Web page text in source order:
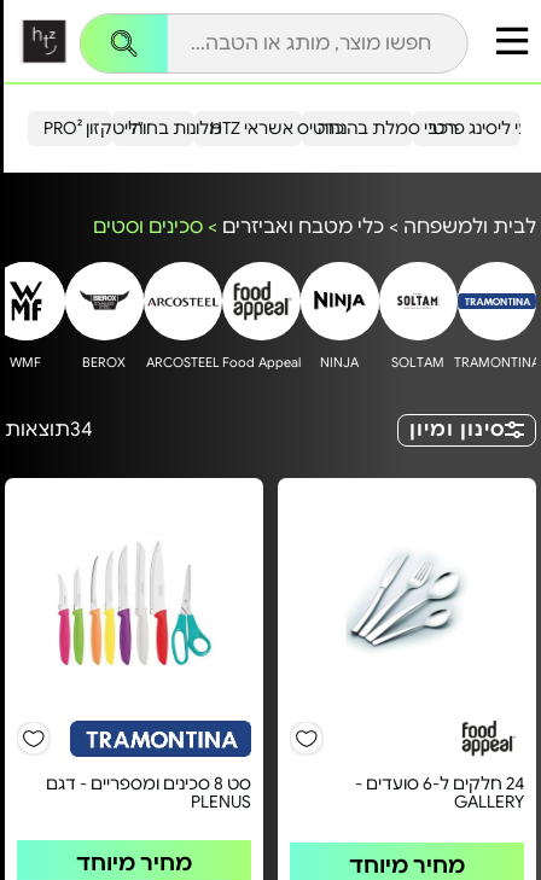
הייטקזון PRO²מלונות בחו"ל כרטיס אשראי HTZ ליסינג פרטירכבי סמלת בהנחה
לבית ולמשפחה > כלי מטבח ואביזרים > סכינים וסטים
TRAMONTINA
SOLTAM
NINJA
Food Appeal
ARCOSTEEL
BEROX
WMF
סינון ומיון 34תוצאות
24 חלקים ל-6 סועדים -
GALLERY
מחיר מיוחד
סט 8 סכינים ומספריים - דגם
PLENUS
מחיר מיוחד